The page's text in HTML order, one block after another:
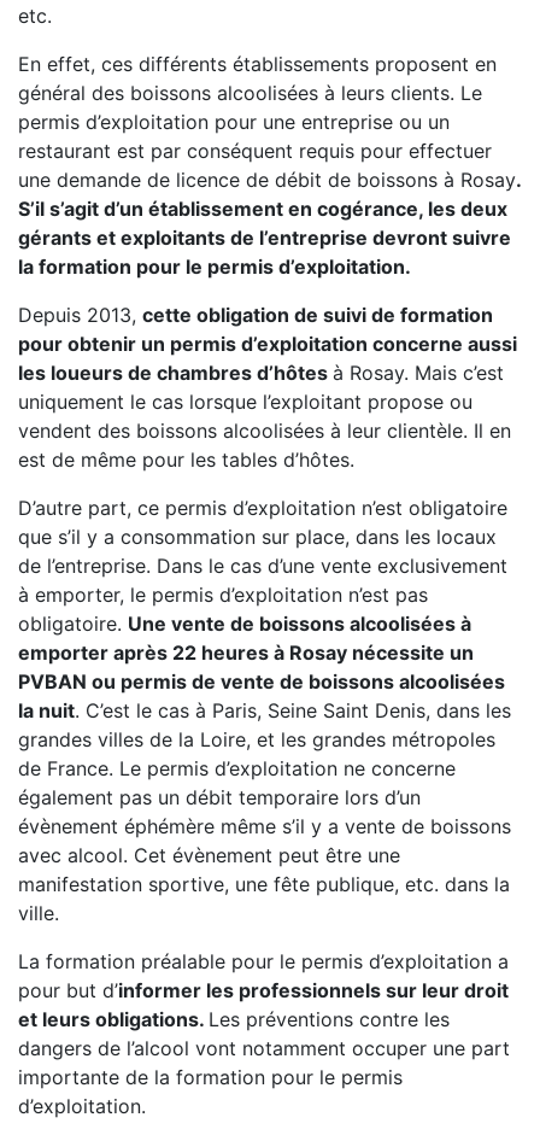
etc.
En effet, ces différents établissements proposent en
général des boissons alcoolisées à leurs clients. Le
permis d’exploitation pour une entreprise ou un
restaurant est par conséquent requis pour effectuer
une demande de licence de débit de boissons à Rosay.
S’il s’agit d’un établissement en cogérance, les deux
gérants et exploitants de l’entreprise devront suivre
la formation pour le permis d’exploitation.
Depuis 2013, cette obligation de suivi de formation
pour obtenir un permis d’exploitation concerne aussi
les loueurs de chambres d’hôtes à Rosay. Mais c’est
uniquement le cas lorsque l’exploitant propose ou
vendent des boissons alcoolisées à leur clientèle. Il en
est de même pour les tables d’hôtes.
D’autre part, ce permis d’exploitation n’est obligatoire
que s’il y a consommation sur place, dans les locaux
de l’entreprise. Dans le cas d’une vente exclusivement
à emporter, le permis d’exploitation n’est pas
obligatoire. Une vente de boissons alcoolisées à
emporter après 22 heures à Rosay nécessite un
PVBAN ou permis de vente de boissons alcoolisées
la nuit. C’est le cas à Paris, Seine Saint Denis, dans les
grandes villes de la Loire, et les grandes métropoles
de France. Le permis d’exploitation ne concerne
également pas un débit temporaire lors d’un
évènement éphémère même s’il y a vente de boissons
avec alcool. Cet évènement peut être une
manifestation sportive, une fête publique, etc. dans la
ville.
La formation préalable pour le permis d’exploitation a
pour but d’informer les professionnels sur leur droit
et leurs obligations. Les préventions contre les
dangers de l’alcool vont notamment occuper une part
importante de la formation pour le permis
d’exploitation.